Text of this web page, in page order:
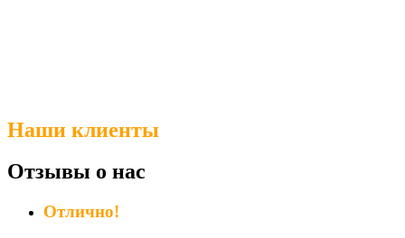
Наши клиенты
Отзывы о нас
Отлично!